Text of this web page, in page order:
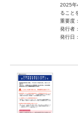
2025年
ること
重要
発行者
発行日